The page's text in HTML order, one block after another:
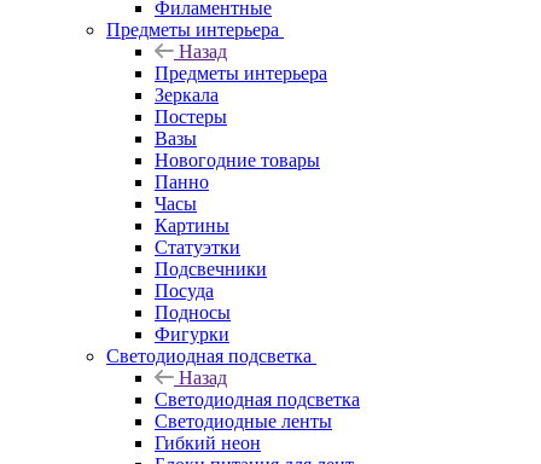
Филаментные
Предметы интерьера
Назад
Предметы интерьера
Зеркала
Постеры
Вазы
Новогодние товары
Панно
Часы
Картины
Статуэтки
Подсвечники
Посуда
Подносы
Фигурки
Светодиодная подсветка
Назад
Светодиодная подсветка
Светодиодные ленты
Гибкий неон